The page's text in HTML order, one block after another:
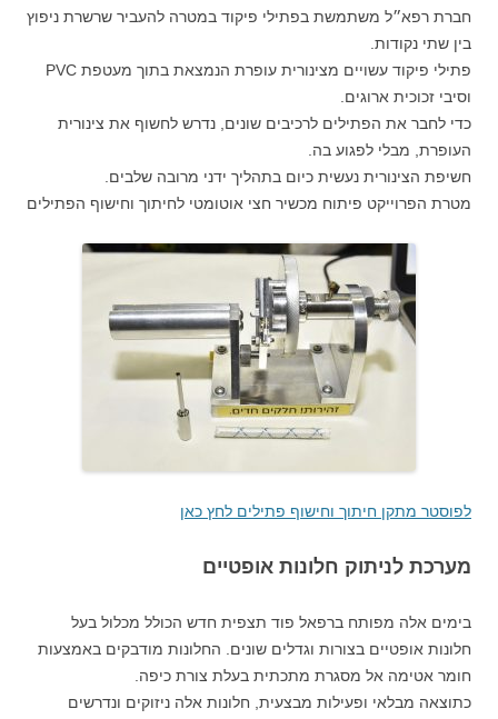
חברת רפא״ל משתמשת בפתילי פיקוד במטרה להעביר שרשרת ניפוץ
בין שתי נקודות.
פתילי פיקוד עשויים מצינורית עופרת הנמצאת בתוך מעטפת PVC
וסיבי זכוכית ארוגים.
כדי לחבר את הפתילים לרכיבים שונים, נדרש לחשוף את צינורית
העופרת, מבלי לפגוע בה.
חשיפת הצינורית נעשית כיום בתהליך ידני מרובה שלבים.
מטרת הפרוייקט פיתוח מכשיר חצי אוטומטי לחיתוך וחישוף הפתילים
לפוסטר מתקן חיתוך וחישוף פתילים לחץ כאן
מערכת לניתוק חלונות אופטיים
בימים אלה מפותח ברפאל פוד תצפית חדש הכולל מכלול בעל
חלונות אופטיים בצורות וגדלים שונים. החלונות מודבקים באמצעות
חומר אטימה אל מסגרת מתכתית בעלת צורת כיפה.
כתוצאה מבלאי ופעילות מבצעית, חלונות אלה ניזוקים ונדרשים